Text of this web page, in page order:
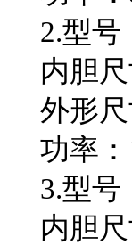
2.型号
内胆
外形
功率
3.型号
内胆